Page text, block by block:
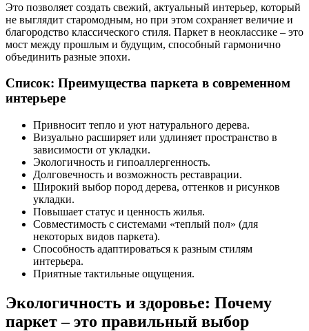
Это позволяет создать свежий, актуальный интерьер, который
не выглядит старомодным, но при этом сохраняет величие и
благородство классического стиля. Паркет в неоклассике – это
мост между прошлым и будущим, способный гармонично
объединить разные эпохи.
Список: Преимущества паркета в современном
интерьере
Привносит тепло и уют натурального дерева.
Визуально расширяет или удлиняет пространство в
зависимости от укладки.
Экологичность и гипоаллергенность.
Долговечность и возможность реставрации.
Широкий выбор пород дерева, оттенков и рисунков
укладки.
Повышает статус и ценность жилья.
Совместимость с системами «теплый пол» (для
некоторых видов паркета).
Способность адаптироваться к разным стилям
интерьера.
Приятные тактильные ощущения.
Экологичность и здоровье: Почему
паркет – это правильный выбор